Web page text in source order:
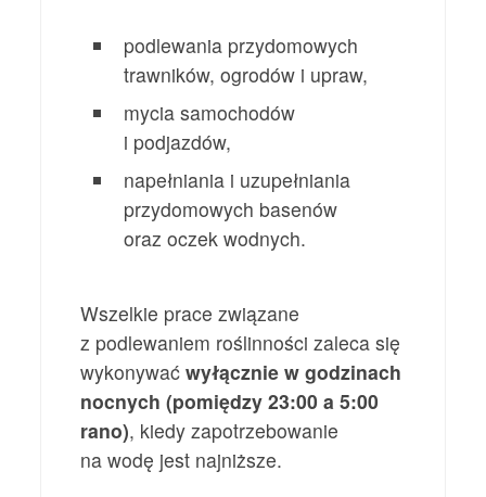
podlewania przydomowych
trawników, ogrodów i upraw,
mycia samochodów
i podjazdów,
napełniania i uzupełniania
przydomowych basenów
oraz oczek wodnych.
Wszelkie prace związane
z podlewaniem roślinności zaleca się
wykonywaćwyłącznie w godzinach
nocnych (pomiędzy 23:00 a 5:00
rano), kiedy zapotrzebowanie
na wodę jest najniższe.